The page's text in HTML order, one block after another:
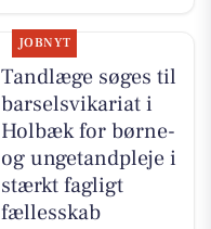
JOBNYT
Tandlæge søges til
barselsvikariat i
Holbæk for børne-
og ungetandpleje i
stærkt fagligt
fællesskab